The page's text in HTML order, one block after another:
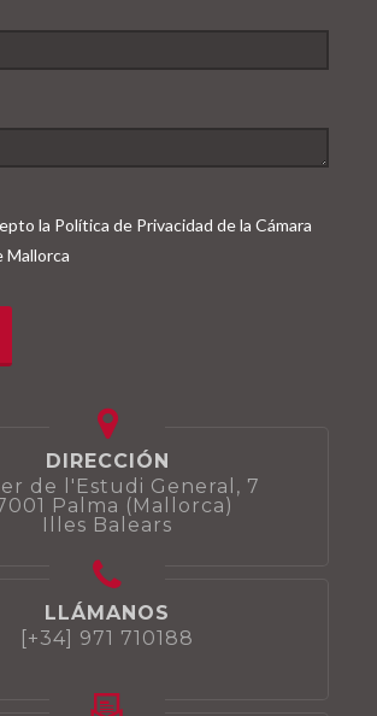
la Política de Privacidad de la Cámara
Mallorca
DIRECCIÓN
de l'Estudi General, 7
Palma (Mallorca)
Illes Balears
LLÁMANOS
[+34] 971 710188